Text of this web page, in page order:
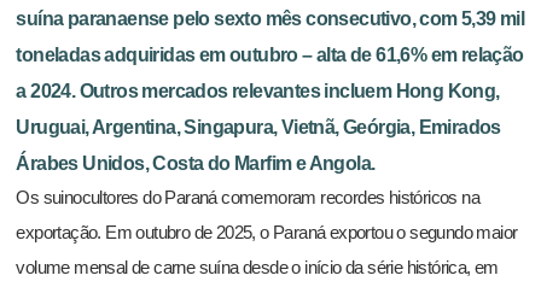
suína paranaense pelo sexto mês consecutivo, com 5,39 mil
toneladas adquiridas em outubro – alta de 61,6% em relação
a 2024. Outros mercados relevantes incluem Hong Kong,
Uruguai, Argentina, Singapura, Vietnã, Geórgia, Emirados
Árabes Unidos, Costa do Marfim e Angola.
Os suinocultores do Paraná comemoram recordes históricos na
exportação. Em outubro de 2025, o Paraná exportou o segundo maior
volume mensal de carne suína desde o início da série histórica, em